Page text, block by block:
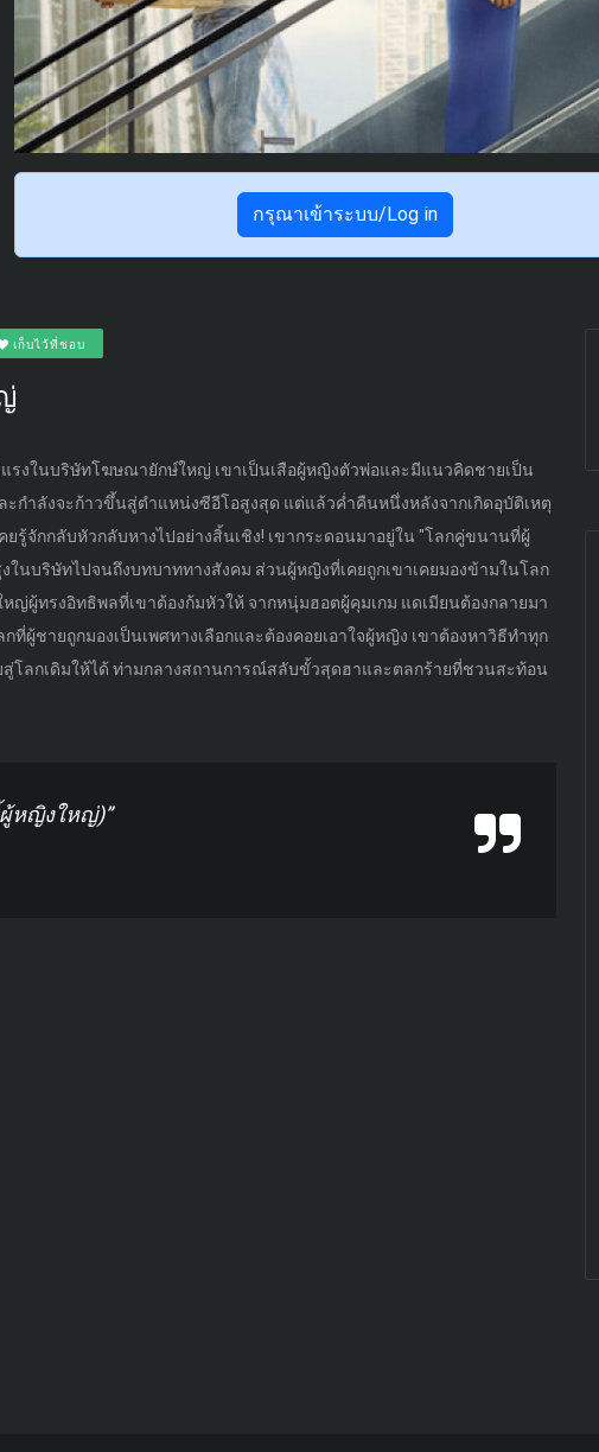
กรุณาเข้าระบบ/Log in
เก็บไว้ที่ชอบ
รงในบริษัทโฆษณายักษ์ใหญ่ เขาเป็นเสือผู้หญิงตัวพ่อและมีแนวคิดชายเป็น
กำลังจะก้าวขึ้นสู่ตำแหน่งซีอีโอสูงสุด แต่แล้วค่ำคืนหนึ่งหลังจากเกิดอุบัติเหตุ
รู้จักกลับหัวกลับหางไปอย่างสิ้นเชิง! เขากระดอนมาอยู่ใน "โลกคู่ขนานที่ผู้
นบริษัทไปจนถึงบทบาททางสังคม ส่วนผู้หญิงที่เคยถูกเขาเคยมองข้ามในโลก
หญ่ผู้ทรงอิทธิพลที่เขาต้องก้มหัวให้ จากหนุ่มฮอตผู้คุมเกม แดเมียนต้องกลายมา
ที่ผู้ชายถูกมองเป็นเพศทางเลือกและต้องคอยเอาใจผู้หญิง เขาต้องหาวิธีทำทุก
สู่โลกเดิมให้ได้ ท่ามกลางสถานการณ์สลับขั้วสุดฮาและตลกร้ายที่ชวนสะท้อน
หญิงใหญ่)”